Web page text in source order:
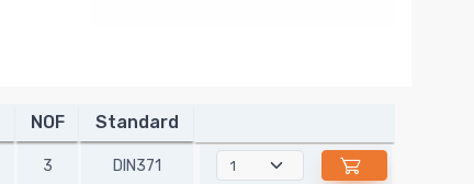
NOF Standard
3 DIN371